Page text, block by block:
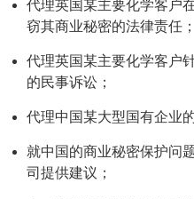
代理英国某主要化学客户
窃其商业秘密的法律责任；
代理英国某主要化学客户
的民事诉讼；
代理中国某大型国有企业
就中国的商业秘密保护问
司提供建议；